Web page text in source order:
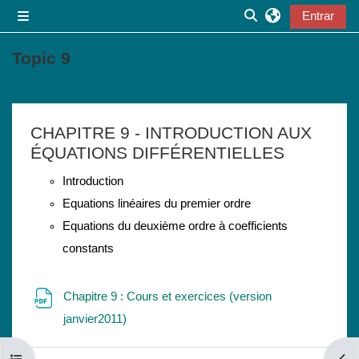
Alternar a entrada
Entrar
Topic 9
CHAPITRE 9 - INTRODUCTION AUX
ÉQUATIONS DIFFÉRENTIELLES
Introduction
Equations linéaires du premier ordre
Equations du deuxième ordre à coefficients
constants
Chapitre 9 : Cours et exercices (version
janvier2011)